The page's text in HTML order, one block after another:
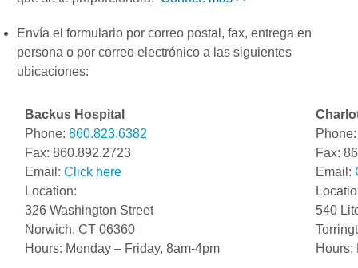
Envía el formulario por correo postal, fax, entrega en
persona o por correo electrónico a las siguientes
ubicaciones:
Backus Hospital
Phone: 860.823.6382
Fax: 860.892.2723
Email: Click here
Location:
326 Washington Street
Norwich, CT 06360
Hours: Monday – Friday, 8am-4pm
Fax:
Email:
540
Hours: